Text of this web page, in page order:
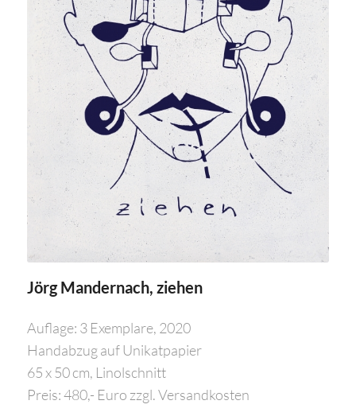
Jörg Mandernach, ziehen
Auflage: 3 Exemplare, 2020
Handabzug auf Unikatpapier
65 x 50 cm, Linolschnitt
Preis: 480,- Euro zzgl. Versandkosten